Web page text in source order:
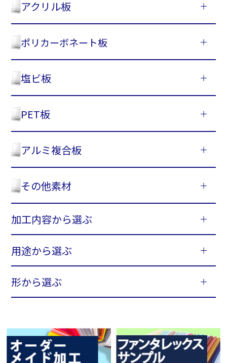
アクリル板
ポリカーボネート板
塩ビ板
PET板
アルミ複合板
その他素材
加工内容から選ぶ
用途から選ぶ
形から選ぶ